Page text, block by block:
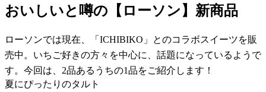
おいしいと噂の【ローソン】新商品
ローソンでは現在、「ICHIBIKO」とのコラボスイーツを販
売中。いちご好きの方々を中心に、話題になっているようで
す。今回は、2品あるうちの1品をご紹介します！
夏にぴったりのタルト